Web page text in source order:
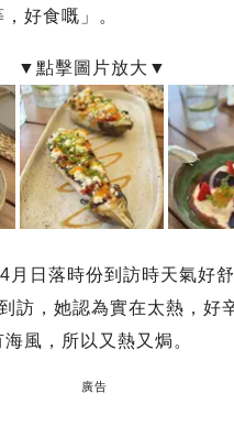
好食嘅」。
月日落時份到訪時天氣好
訪，她認為實在太熱，好
海風，所以又熱又焗。
廣告